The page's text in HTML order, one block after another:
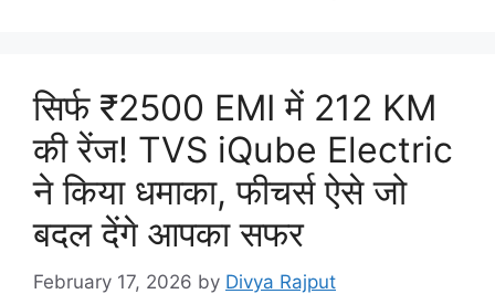
सिर्फ ₹2500 EMI में 212 KM
की रेंज! TVS iQube Electric
ने किया धमाका, फीचर्स ऐसे जो
बदल देंगे आपका सफर
February 17, 2026 by Divya Rajput